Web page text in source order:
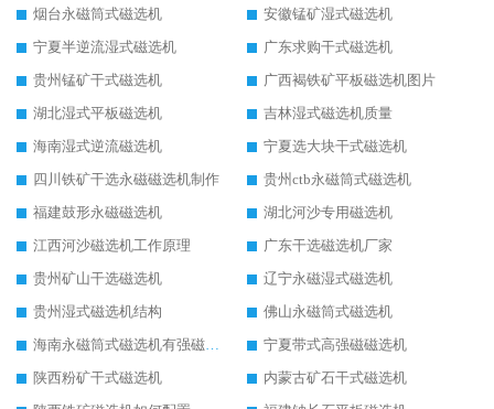
烟台永磁筒式磁选机
安徽锰矿湿式磁选机
宁夏半逆流湿式磁选机
广东求购干式磁选机
贵州锰矿干式磁选机
广西褐铁矿平板磁选机图片
湖北湿式平板磁选机
吉林湿式磁选机质量
海南湿式逆流磁选机
宁夏选大块干式磁选机
四川铁矿干选永磁磁选机制作
贵州ctb永磁筒式磁选机
福建鼓形永磁磁选机
湖北河沙专用磁选机
江西河沙磁选机工作原理
广东干选磁选机厂家
贵州矿山干选磁选机
辽宁永磁湿式磁选机
贵州湿式磁选机结构
佛山永磁筒式磁选机
海南永磁筒式磁选机有强磁的吗
宁夏带式高强磁磁选机
陕西粉矿干式磁选机
内蒙古矿石干式磁选机